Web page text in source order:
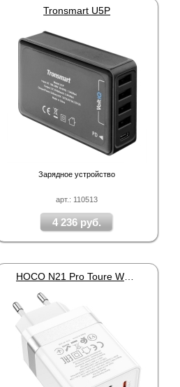
арт.: 110513
Tronsmart U5P
Зарядное устройство
4 236 руб.
HOCO N21 Pro Toure White